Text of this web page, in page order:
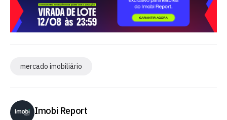
mercado imobiliário
Imobi Report